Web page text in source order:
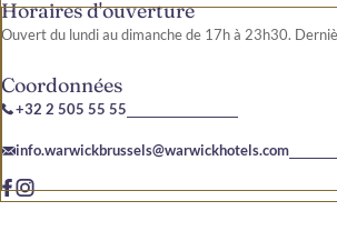
Horaires d'ouverture
Ouvert du lundi au dimanche de 17h à 23h30.
Coordonnées
+32 2 505 55 55
info.warwickbrussels@warwickhotels.com